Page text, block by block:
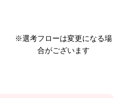
※選考フローは変更になる場
合がございます